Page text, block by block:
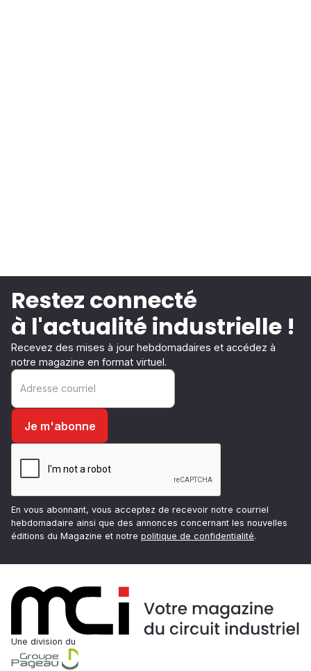
Restez connecté
à l'actualité industrielle !
Recevez des mises à jour hebdomadaires et accédez à
notre magazine en format virtuel.
En vous abonnant, vous acceptez de recevoir notre courriel
hebdomadaire ainsi que des annonces concernant les nouvelles
éditions du Magazine et notre politique de confidentialité.
Une division du